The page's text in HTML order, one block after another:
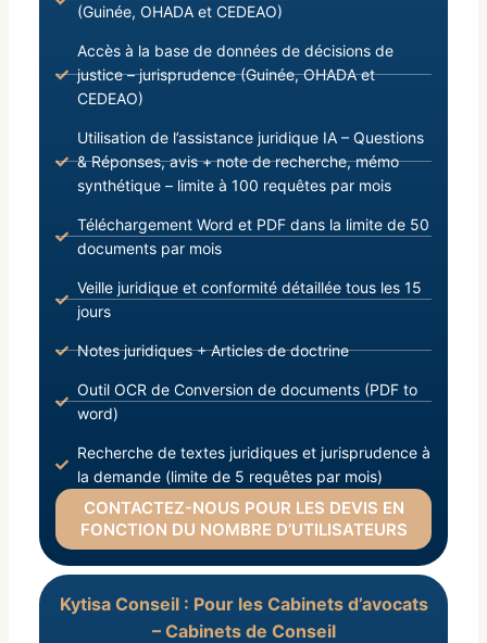
(Guinée, OHADA et CEDEAO)
Accès à la base de données de décisions de
justice – jurisprudence (Guinée, OHADA et
CEDEAO)
Utilisation de l’assistance juridique IA – Questions
& Réponses, avis + note de recherche, mémo
synthétique – limite à 100 requêtes par mois
Téléchargement Word et PDF dans la limite de 50
documents par mois
Veille juridique et conformité détaillée tous les 15
jours
Notes juridiques + Articles de doctrine
Outil OCR de Conversion de documents (PDF to
word)
Recherche de textes juridiques et jurisprudence à
la demande (limite de 5 requêtes par mois)
CONTACTEZ-NOUS POUR LES DEVIS EN
FONCTION DU NOMBRE D’UTILISATEURS
Kytisa Conseil : Pour les Cabinets d’avocats
– Cabinets de Conseil